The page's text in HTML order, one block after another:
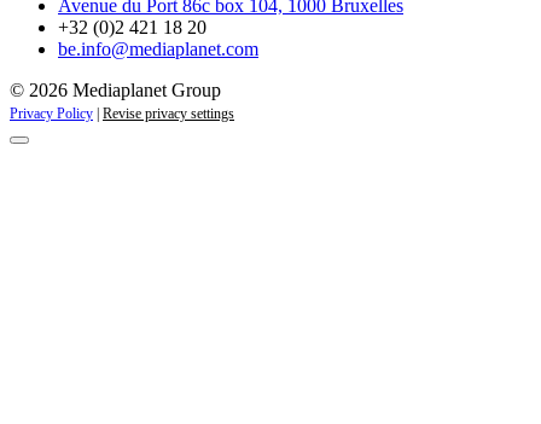
Avenue du Port 86c box 104, 1000 Bruxelles
+32 (0)2 421 18 20
be.info@mediaplanet.com
© 2026 Mediaplanet Group
Privacy Policy Revise privacy settings